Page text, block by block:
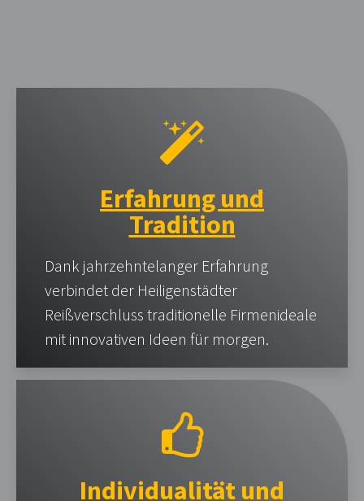
Erfahrung und
Tradition
Dank jahrzehntelanger Erfahrung
verbindet der Heiligenstädter
Reißverschluss traditionelle Firmenideale
mit innovativen Ideen für morgen.
Individualität und